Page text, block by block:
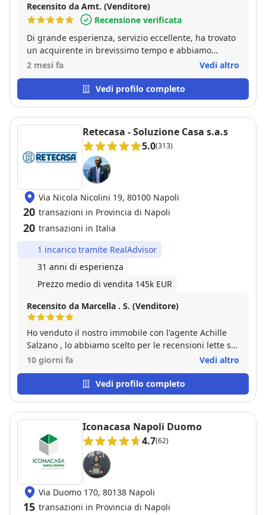
Recensito da Amt. (Venditore)
Recensione verificata
Di grande esperienza, servizio eccellente, ha trovato
un acquirente in brevissimo tempo e abbiamo
venduto sostanzialmente al prezzo richiesto.
trovare soluzioni
2 mesi fa Vedi altro
Vedi profilo completo
Retecasa - Soluzione Casa s.a.s
5.0(313)
Via Nicola Nicolini 19, 80100 Napoli
20 transazioni in Provincia di Napoli
20 transazioni in Italia
1 incarico tramite RealAdvisor
31 anni di esperienza
Prezzo medio di vendita 145k EUR
Recensito da Marcella . S. (Venditore)
Ho venduto il nostro immobile con l'agente Achille
Salzano , lo abbiamo scelto per le recensioni lette su
Google e dopo il tutto possiamo confermare la sua
quindi possiamo confermare tutte le recensioni.
Ottima esperienza
10 giorni fa Vedi altro
Vedi profilo completo
Iconacasa Napoli Duomo
4.7(62)
Via Duomo 170, 80138 Napoli
15 transazioni in Provincia di Napoli